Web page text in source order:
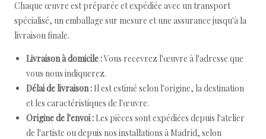
Chaque œuvre est préparée et expédiée avec un transport
spécialisé, un emballage sur mesure et une assurance jusqu'à la
livraison finale.
Livraison à domicile :Vous recevrez l'œuvre à l'adresse que
vous nous indiquerez.
Délai de livraison : Il est estimé selon l'origine, la destination
et les caractéristiques de l'œuvre.
Origine de l'envoi : Les pièces sont expédiées depuis l'atelier
de l'artiste ou depuis nos installations à Madrid, selon